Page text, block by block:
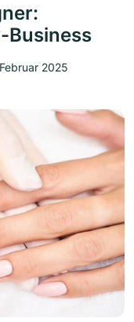
Business
2025